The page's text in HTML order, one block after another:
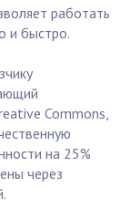
работать
и быстро.
Commons,
на 25%
через